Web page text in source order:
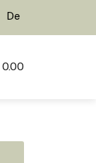
De
0.00